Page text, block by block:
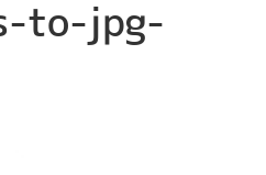
to-jpg-